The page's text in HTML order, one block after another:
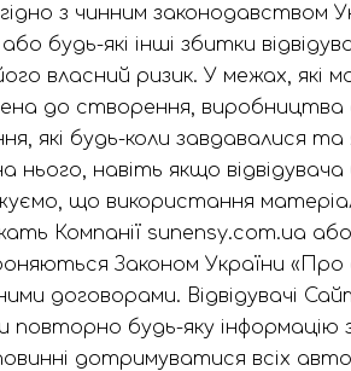
з чинним законодавством
будь-які інші збитки
власний ризик. У межах, які
до створення,
які будь-коли завдавалися та
навіть якщо
що використання
Компанії sunensy.com.ua
Законом України «Про
договорами. Відвідувачі
будь-яку інформацію
повинні дотримуватися всіх